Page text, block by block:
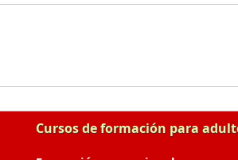
Cursos de formación para